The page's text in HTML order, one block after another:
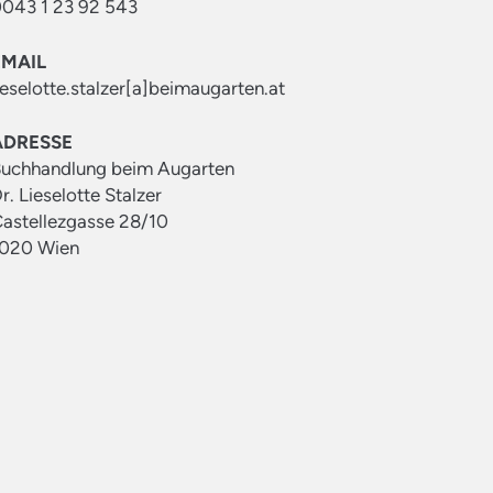
1 23 92 543
beim Augarten
Lieselotte Stalzer
28/10
Wien